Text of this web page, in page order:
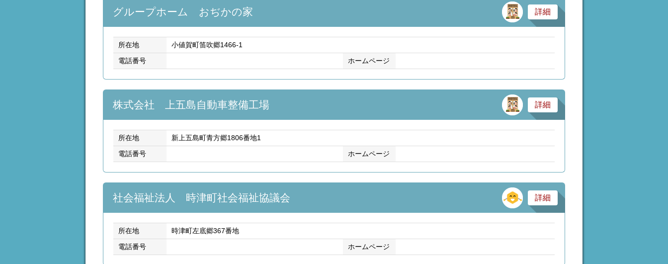
グループホーム おぢかの家 サービス業・医療
詳細
所在地 小値賀町笛吹郷1466-1
電話番号 ホームページ
株式会社 上五島自動車整備工場 サービス業・医療
詳細
所在地 新上五島町青方郷1806番地1
電話番号 ホームページ
社会福祉法人 時津町社会福祉協議会 その他
詳細
所在地 時津町左底郷367番地
電話番号 ホームページ